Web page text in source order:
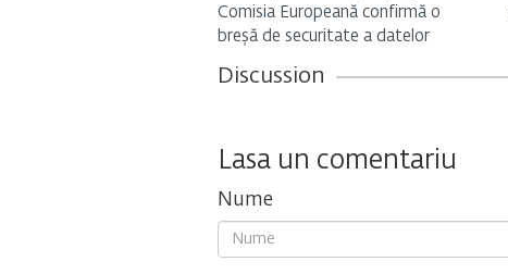
Comisia Europeană confirmă o
breșă de securitate a datelor
Discussion
Lasa un comentariu
Nume